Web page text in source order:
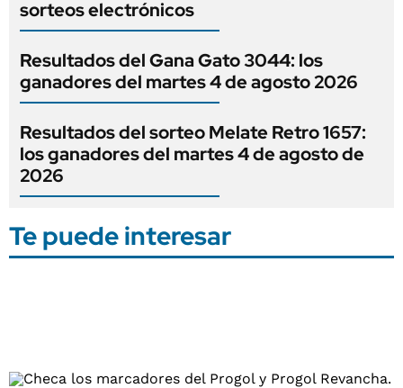
sorteos electrónicos
Resultados del Gana Gato 3044: los
ganadores del martes 4 de agosto 2026
Resultados del sorteo Melate Retro 1657:
los ganadores del martes 4 de agosto de
2026
Te puede interesar